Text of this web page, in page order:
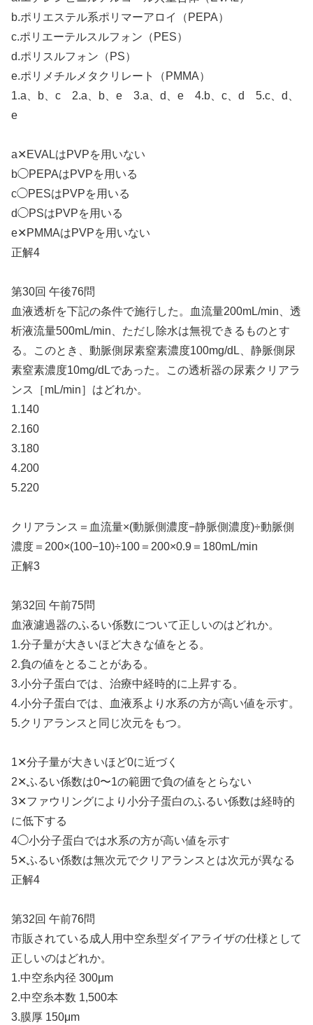
b.ポリエステル系ポリマーアロイ（PEPA）
c.ポリエーテルスルフォン（PES）
d.ポリスルフォン（PS）
e.ポリメチルメタクリレート（PMMA）
1.a、b、c 2.a、b、e 3.a、d、e 4.b、c、d 5.c、d、
e
a✕EVALはPVPを用いない
b◯PEPAはPVPを用いる
c◯PESはPVPを用いる
d◯PSはPVPを用いる
e✕PMMAはPVPを用いない
正解4
第30回 午後76問
血液透析を下記の条件で施行した。血流量200mL/min、透
析液流量500mL/min、ただし除水は無視できるものとす
る。このとき、動脈側尿素窒素濃度100mg/dL、静脈側尿
素窒素濃度10mg/dLであった。この透析器の尿素クリアラ
ンス［mL/min］はどれか。
1.140
2.160
3.180
4.200
5.220
クリアランス＝血流量×(動脈側濃度−静脈側濃度)÷動脈側
濃度＝200×(100−10)÷100＝200×0.9＝180mL/min
正解3
第32回 午前75問
血液濾過器のふるい係数について正しいのはどれか。
1.分子量が大きいほど大きな値をとる。
2.負の値をとることがある。
3.小分子蛋白では、治療中経時的に上昇する。
4.小分子蛋白では、血液系より水系の方が高い値を示す。
5.クリアランスと同じ次元をもつ。
1✕分子量が大きいほど0に近づく
2✕ふるい係数は0〜1の範囲で負の値をとらない
3✕ファウリングにより小分子蛋白のふるい係数は経時的
に低下する
4◯小分子蛋白では水系の方が高い値を示す
5✕ふるい係数は無次元でクリアランスとは次元が異なる
正解4
第32回 午前76問
市販されている成人用中空糸型ダイアライザの仕様として
正しいのはどれか。
1.中空糸内径 300μm
2.中空糸本数 1,500本
3.膜厚 150μm